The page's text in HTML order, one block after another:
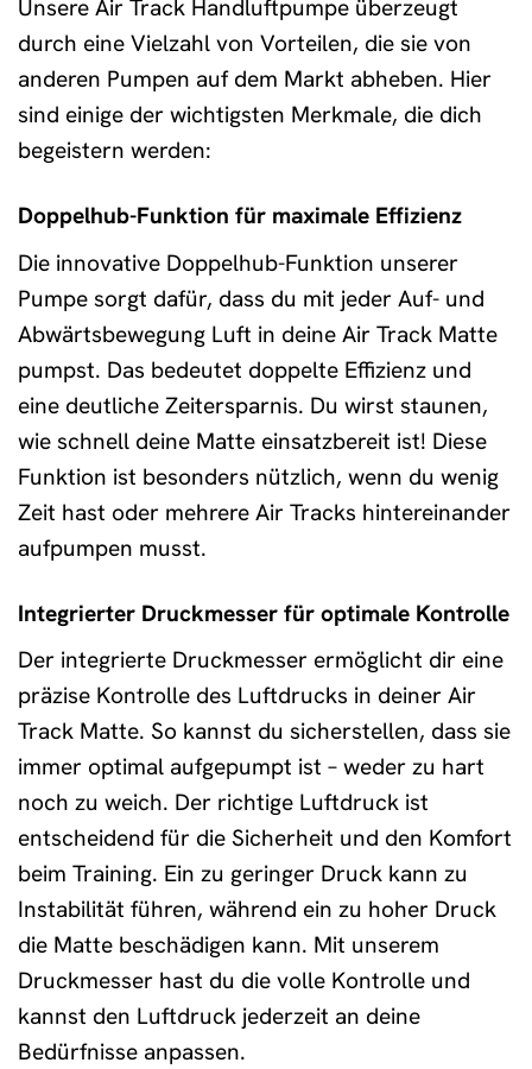
Unsere Air Track Handluftpumpe überzeugt
durch eine Vielzahl von Vorteilen, die sie von
anderen Pumpen auf dem Markt abheben. Hier
sind einige der wichtigsten Merkmale, die dich
begeistern werden:
Doppelhub-Funktion für maximale Effizienz
Die innovative Doppelhub-Funktion unserer
Pumpe sorgt dafür, dass du mit jeder Auf- und
Abwärtsbewegung Luft in deine Air Track Matte
pumpst. Das bedeutet doppelte Effizienz und
eine deutliche Zeitersparnis. Du wirst staunen,
wie schnell deine Matte einsatzbereit ist! Diese
Funktion ist besonders nützlich, wenn du wenig
Zeit hast oder mehrere Air Tracks hintereinander
aufpumpen musst.
Integrierter Druckmesser für optimale Kontrolle
Der integrierte Druckmesser ermöglicht dir eine
präzise Kontrolle des Luftdrucks in deiner Air
Track Matte. So kannst du sicherstellen, dass sie
immer optimal aufgepumpt ist – weder zu hart
noch zu weich. Der richtige Luftdruck ist
entscheidend für die Sicherheit und den Komfort
beim Training. Ein zu geringer Druck kann zu
Instabilität führen, während ein zu hoher Druck
die Matte beschädigen kann. Mit unserem
Druckmesser hast du die volle Kontrolle und
kannst den Luftdruck jederzeit an deine
Bedürfnisse anpassen.